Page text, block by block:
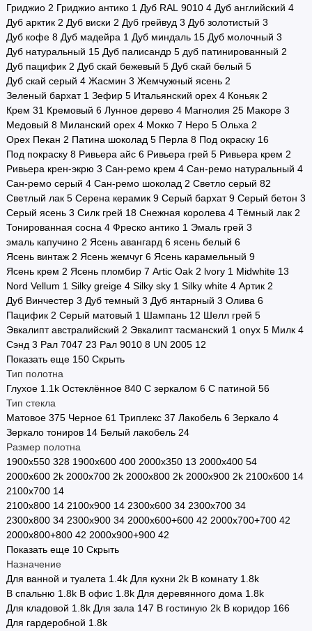
Гриджио 2 Гриджио антико 1 Дуб RAL 9010 4 Дуб английский 4
Дуб арктик 2 Дуб виски 2 Дуб грейвуд 3 Дуб золотистый 3
Дуб кофе 8 Дуб мадейра 1 Дуб миндаль 15 Дуб молочный 3
Дуб натуральный 15 Дуб палисандр 5 дуб патинированный 2
Дуб пацифик 2 Дуб скай бежевый 5 Дуб скай белый 5
Дуб скай серый 4 Жасмин 3 Жемчужный ясень 2
Зеленый бархат 1 Зефир 5 Итальянский орех 4 Коньяк 2
Крем 31 Кремовый 6 Лунное дерево 4 Магнолия 25 Макоре 3
Медовый 8 Миланский орех 4 Мокко 7 Неро 5 Ольха 2
Орех Пекан 2 Патина шоколад 5 Перла 8 Под окраску 16
Под покраску 8 Ривьера айс 6 Ривьера грей 5 Ривьера крем 2
Ривьера крен-экрю 3 Сан-ремо крем 4 Сан-ремо натуральный 4
Сан-ремо серый 4 Сан-ремо шоколад 2 Светло серый 82
Светлый лак 5 Серена керамик 9 Серый бархат 9 Серый бетон 3
Серый ясень 3 Силк грей 18 Снежная королева 4 Тёмный лак 2
Тонированная сосна 4 Фреско антико 1 Эмаль грей 3
эмаль капучино 2 Ясень авангард 6 ясень белый 6
Ясень винтаж 2 Ясень жемчуг 6 Ясень карамельный 9
Ясень крем 2 Ясень пломбир 7 Artic Oak 2 lvory 1 Midwhite 13
Nord Vellum 1 Silky greige 4 Silky sky 1 Silky white 4 Артик 2
Дуб Винчестер 3 Дуб темный 3 Дуб янтарный 3 Олива 6
Пацифик 2 Серый матовый 1 Шампань 12 Шелл грей 5
Эвкалипт австралийский 2 Эвкалипт тасманский 1 onyx 5 Милк 4
Сэнд 3 Рал 7047 23 Рал 9010 8 UN 2005 12
Показать еще 150 Скрыть
Тип полотна
Глухое 1.1k Остеклённое 840 С зеркалом 6 С патиной 56
Тип стекла
Матовое 375 Черное 61 Триплекс 37 Лакобель 6 Зеркало 4
Зеркало тониров 14 Белый лакобель 24
Размер полотна
1900х550 328 1900х600 400 2000х350 13 2000х400 54
2000х600 2k 2000х700 2k 2000х800 2k 2000х900 2k 2100х600 14
2100х700 14
2100х800 14 2100х900 14 2300х600 34 2300х700 34
2300х800 34 2300х900 34 2000х600+600 42 2000х700+700 42
2000х800+800 42 2000х900+900 42
Показать еще 10 Скрыть
Назначение
Для ванной и туалета 1.4k Для кухни 2k В комнату 1.8k
В спальню 1.8k В офис 1.8k Для деревянного дома 1.8k
Для кладовой 1.8k Для зала 147 В гостиную 2k В коридор 166
Для гардеробной 1.8k